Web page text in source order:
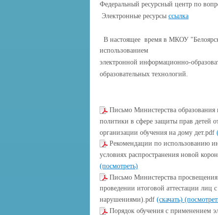
Федеральный ресурсный центр по
Электронные ресурсы ссылка
В настоящее время в МКОУ
использованием
электронной информационно-
образовательных технологий.
Письмо Министерства образования
политики в сфере защиты прав детей
организации обучения на дому дет.pdf
Рекомендации по использованию
условиях распространения новой
(посмотреть)
Письмо Министерства
проведении итоговой аттестации лиц
нарушениями).pdf (скачать)
Порядок обучения с применением